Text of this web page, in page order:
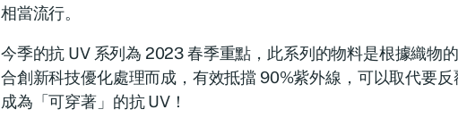
相當流行。
今季的抗 UV 系列為 2023 春季重點，此系列的物料是根據織物
合創新科技優化處理而成，有效抵擋 90%紫外線，可以取代要反
成為「可穿著」的抗 UV！